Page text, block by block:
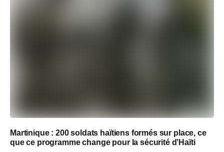
Martinique : 200 soldats haïtiens formés sur place, ce
que ce programme change pour la sécurité d’Haïti